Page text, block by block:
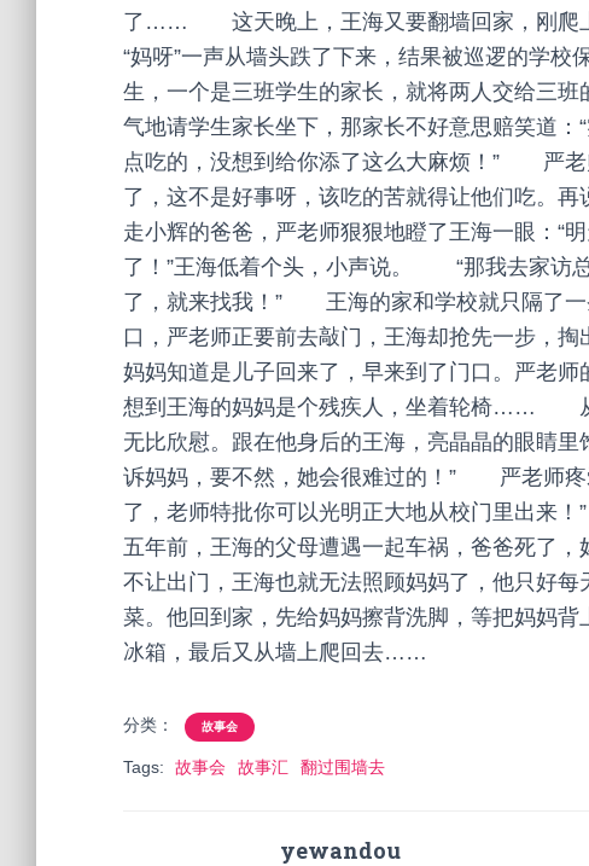
了…… 这天晚上，王海又要翻墙回家，刚爬上
“妈呀”一声从墙头跌了下来，结果被巡逻的学
生，一个是三班学生的家长，就将两人交给
气地请学生家长坐下，那家长不好意思赔笑道
点吃的，没想到给你添了这么大麻烦！” 严老
了，这不是好事呀，该吃的苦就得让他们吃
走小辉的爸爸，严老师狠狠地瞪了王海一眼
了！”王海低着个头，小声说。 “那我去家访
了，就来找我！” 王海的家和学校就只隔了一
口，严老师正要前去敲门，王海却抢先一步
妈妈知道是儿子回来了，早来到了门口。严老
想到王海的妈妈是个残疾人，坐着轮椅…… 从
无比欣慰。跟在他身后的王海，亮晶晶的眼睛
诉妈妈，要不然，她会很难过的！” 严老师疼
了，老师特批你可以光明正大地从校门里出
五年前，王海的父母遭遇一起车祸，爸爸死了
不让出门，王海也就无法照顾妈妈了，他只好
菜。他回到家，先给妈妈擦背洗脚，等把妈妈
冰箱，最后又从墙上爬回去……
分类： 故事会
Tags: 故事会 故事汇 翻过围墙去
yewandou